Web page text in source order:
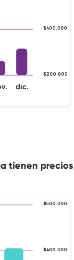
$200.000
$400.000
dic.
tienen
$400.000
$500.000